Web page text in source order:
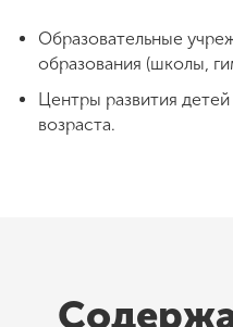
Образовательные
образования (школы,
Центры развития
возраста.